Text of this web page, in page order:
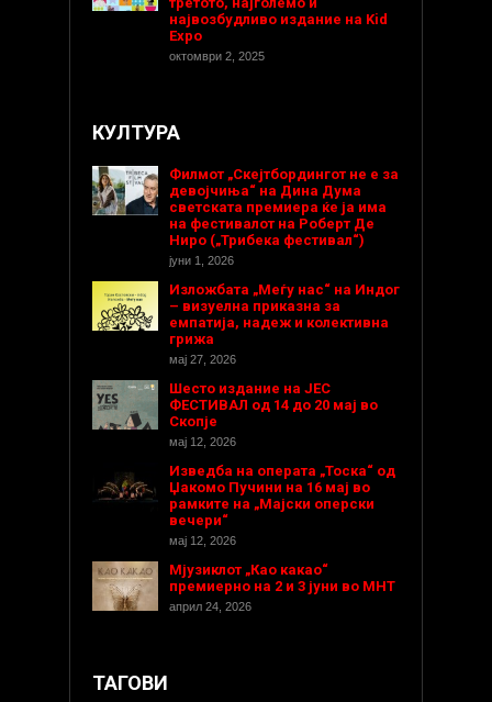
највозбудливо издание на Kid
Expo
октомври 2, 2025
КУЛТУРА
Филмот „Скејтбордингот не е за
девојчиња“ на Дина Дума
светската премиера ќе ја има
на фестивалот на Роберт Де
Ниро („Трибека фестивал“)
јуни 1, 2026
Изложбата „Меѓу нас“ на Индог
– визуелна приказна за
емпатија, надеж и колективна
грижа
мај 27, 2026
Шесто издание на ЈЕС
ФЕСТИВАЛ од 14 до 20 мај во
Скопје
мај 12, 2026
Изведба на операта „Тоска“ од
Џакомо Пучини на 16 мај во
рамките на „Мајски оперски
вечери“
мај 12, 2026
Мјузиклот „Као какао“
премиерно на 2 и 3 јуни во МНТ
април 24, 2026
ТАГОВИ